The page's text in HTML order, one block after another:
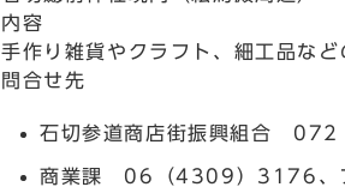
内容
手作り雑貨やクラフト、細工品な
問合せ先
石切参道商店街振興組合 072
商業課 06（4309）3176、